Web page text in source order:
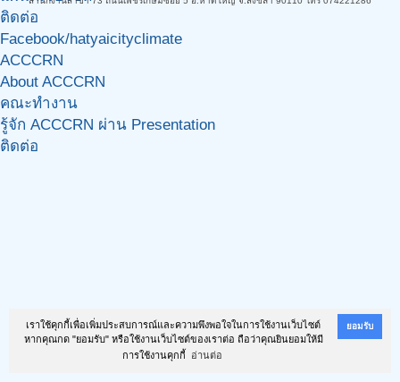
เราใช้คุกกี้เพื่อเพิ่มประสบการณ์และความพึงพอใจในการใช้งานเว็บไซต์
หากคุณกด "ยอมรับ" หรือใช้งานเว็บไซต์ของเราต่อ ถือว่าคุณยินยอมให้มี
การใช้งานคุกกี้
อ่านต่อ
ยอมรับ
ติดต่อ
Facebook/hatyaicityclimate
ACCCRN
About ACCCRN
คณะทำงาน
รู้จัก ACCCRN ผ่าน Presentation
ติดต่อ